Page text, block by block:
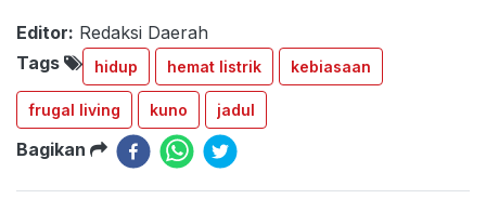
Editor: Redaksi Daerah
Tags
hidup hemat listrik kebiasaan
frugal living kuno jadul
Bagikan